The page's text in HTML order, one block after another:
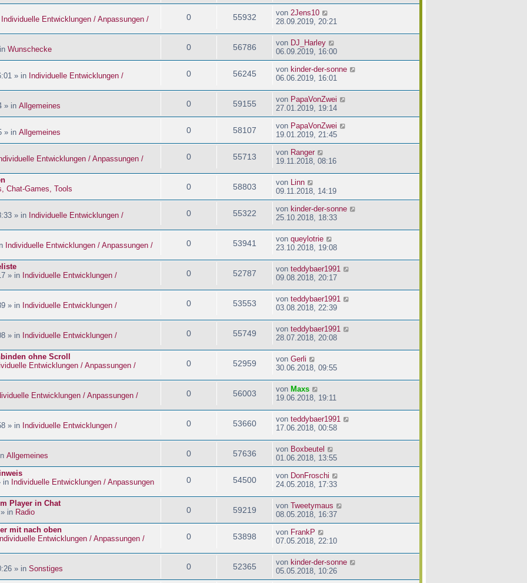
Individuelle Entwicklungen / Anpassungen /
0 55932 von 2Jens10
28.09.2019, 20:21
Wunschecke 0 56786 von DJ_Harley
06.09.2019, 16:00
» in Individuelle Entwicklungen /
0 56245 von kinder-der-sonne
06.06.2019, 16:01
» in Allgemeines 0 59155 von PapaVonZwei
27.01.2019, 19:14
» in Allgemeines 0 58107 von PapaVonZwei
19.01.2019, 21:45
Entwicklungen / Anpassungen /
0 55713 von Ranger
19.11.2018, 08:16
Chat-Games, Tools 0 58803 von
Linn
09.11.2018, 14:19
» in Individuelle Entwicklungen /
0 55322 von kinder-der-sonne
25.10.2018, 18:33
Individuelle Entwicklungen / Anpassungen /
0 53941 von queylotrie
23.10.2018, 19:08
» in Individuelle Entwicklungen /
0 52787 von teddybaer1991
09.08.2018, 20:17
» in Individuelle Entwicklungen /
0 53553 von teddybaer1991
03.08.2018, 22:39
» in Individuelle Entwicklungen /
0 55749 von teddybaer1991
28.07.2018, 20:08
ohne Scroll
Entwicklungen / Anpassungen /
0 52959 von Gerli
30.06.2018, 09:55
Entwicklungen / Anpassungen /
0 56003 von Maxs
19.06.2018, 19:11
» in Individuelle Entwicklungen /
0 53660 von teddybaer1991
17.06.2018, 00:58
Allgemeines 0 57636 von Boxbeutel
01.06.2018, 13:55
in Individuelle Entwicklungen / Anpassungen
0 54500 von DonFroschi
24.05.2018, 17:33
Player in Chat
in Radio 0 59219 von Tweetymaus
08.05.2018, 16:37
mit nach oben
Individuelle Entwicklungen / Anpassungen /
0 53898 von FrankP
07.05.2018, 22:10
» in Sonstiges 0 52365 von kinder-der-sonne
05.05.2018, 10:26